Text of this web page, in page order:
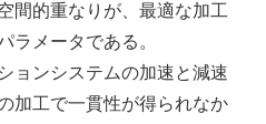
間的重なりが、最適な加工
ラメータである。
ョンシステムの加速と減速
加工で一貫性が得られなか